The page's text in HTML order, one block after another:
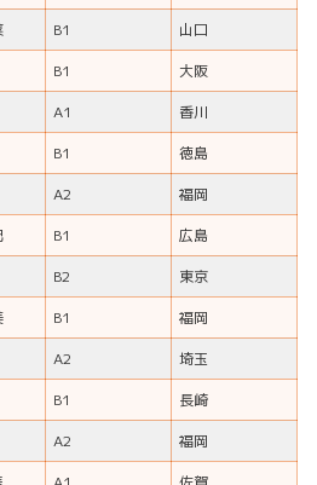
B1
山口
B1
大阪
A1
香川
B1
徳島
A2
福岡
B1
広島
B2
東京
B1
福岡
A2
埼玉
B1
長崎
A2
福岡